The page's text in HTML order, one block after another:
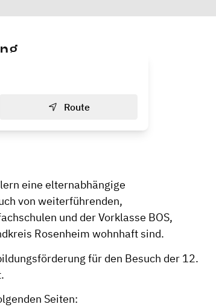
Route
eine elternabhängige
von weiterführenden,
und der Vorklasse BOS,
Rosenheim wohnhaft sind.
für den Besuch der 12.
Seiten: